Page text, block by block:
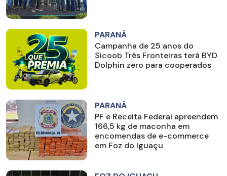
PARANÁ
Campanha de 25 anos do
Sicoob Três Fronteiras terá BYD
Dolphin zero para cooperados
PARANÁ
PF e Receita Federal apreendem
166,5 kg de maconha em
encomendas de e-commerce
em Foz do Iguaçu